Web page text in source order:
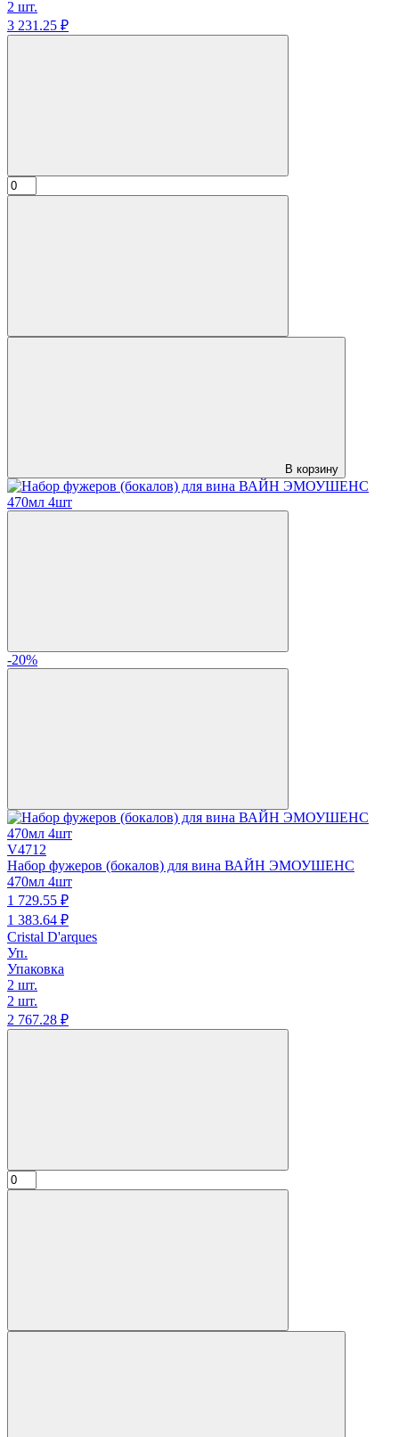
2 шт.
3 231.25 ₽
В корзину
-20%
V4712
Набор фужеров (бокалов) для вина ВАЙН ЭМОУШЕНС
470мл 4шт
1 729.55 ₽
1 383.64 ₽
Cristal D'arques
Уп.
Упаковка
2 шт.
2 шт.
2 767.28 ₽